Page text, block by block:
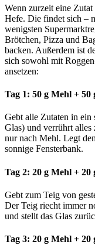
Wenn zurzeit eine
Hefe. Die findet sich –
wenigsten
Brötchen, Pizza und
backen. Außerdem ist
sich sowohl mit
ansetzen:
Tag 1: 50 g Mehl + 50
Gebt alle Zutaten in ein
Glas) und verrührt
nur nach Mehl. Legt
sonnige Fensterbank.
Tag 2: 20 g Mehl + 20
Gebt zum Teig von
Der Teig riecht immer
und stellt das Glas
Tag 3: 20 g Mehl + 20